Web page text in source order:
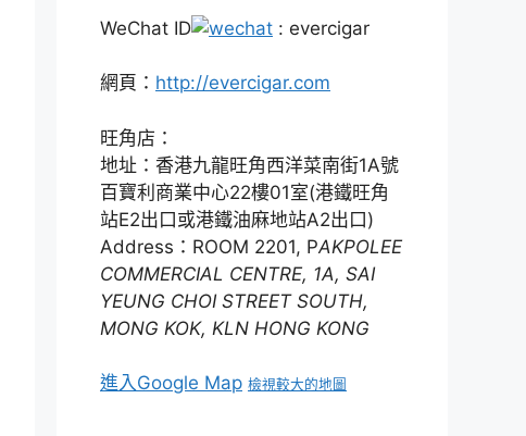
WeChat ID : evercigar
網頁： http://evercigar.com
旺角店：
地址：香港九龍旺角西洋菜南街1A號
百寶利商業中心22樓01室(港鐵旺角
站E2出口或港鐵油麻地站A2出口)
Address：ROOM 2201, PAKPOLEE
COMMERCIAL CENTRE, 1A, SAI
YEUNG CHOI STREET SOUTH,
MONG KOK, KLN HONG KONG
進入Google Map 檢視較大的地圖